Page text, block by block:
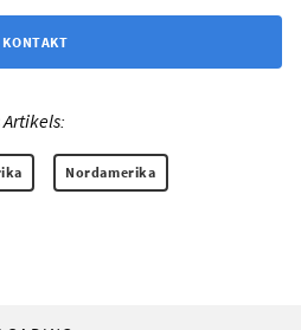
KONTAKT
Nordamerika